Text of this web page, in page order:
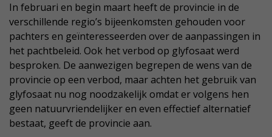
In februari en begin maart heeft de provincie in de
verschillende regio’s bijeenkomsten gehouden voor
pachters en geïnteresseerden over de aanpassingen in
het pachtbeleid. Ook het verbod op glyfosaat werd
besproken. De aanwezigen begrepen de wens van de
provincie op een verbod, maar achten het gebruik van
glyfosaat nu nog noodzakelijk omdat er volgens hen
geen natuurvriendelijker en even effectief alternatief
bestaat, geeft de provincie aan.